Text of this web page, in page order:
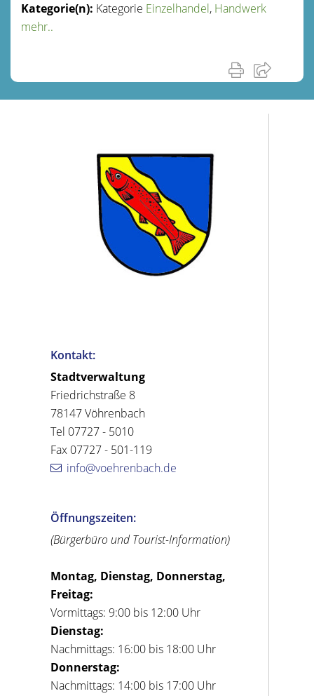
Kategorie Einzelhandel, Handwerk
mehr..
Kontakt:
Stadtverwaltung
Friedrichstraße 8
78147 Vöhrenbach
Tel 07727 - 5010
Fax 07727 - 501-119
info@voehrenbach.de
Öffnungszeiten:
(Bürgerbüro und Tourist-Information)
Montag, Dienstag, Donnerstag,
Freitag:
Vormittags: 9:00 bis 12:00 Uhr
Dienstag:
Nachmittags: 16:00 bis 18:00 Uhr
Donnerstag:
Nachmittags: 14:00 bis 17:00 Uhr